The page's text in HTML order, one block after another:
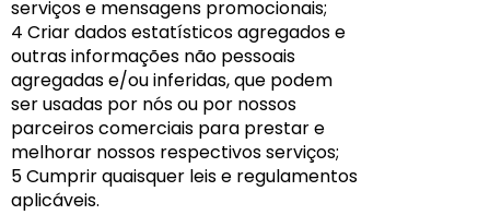
serviços e mensagens promocionais;
4 Criar dados estatísticos agregados e
outras informações não pessoais
agregadas e/ou inferidas, que podem
ser usadas por nós ou por nossos
parceiros comerciais para prestar e
melhorar nossos respectivos serviços;
5 Cumprir quaisquer leis e regulamentos
aplicáveis.